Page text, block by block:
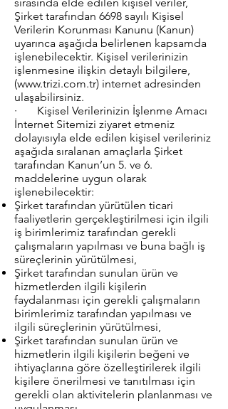
Şirket tarafından 6698 sayılı Kişisel
Verilerin Korunması Kanunu (Kanun)
uyarınca aşağıda belirlenen kapsamda
işlenebilecektir. Kişisel verilerinizin
işlenmesine ilişkin detaylı bilgilere,
(www.trizi.com.tr) internet adresinden
ulaşabilirsiniz.
· Kişisel Verilerinizin İşlenme Amacı
İnternet Sitemizi ziyaret etmeniz
dolayısıyla elde edilen kişisel verileriniz
aşağıda sıralanan amaçlarla Şirket
tarafından Kanun’un 5. ve 6.
maddelerine uygun olarak
işlenebilecektir:
Şirket tarafından yürütülen ticari
faaliyetlerin gerçekleştirilmesi için ilgili
iş birimlerimiz tarafından gerekli
çalışmaların yapılması ve buna bağlı iş
süreçlerinin yürütülmesi,
Şirket tarafından sunulan ürün ve
hizmetlerden ilgili kişilerin
faydalanması için gerekli çalışmaların
birimlerimiz tarafından yapılması ve
ilgili süreçlerinin yürütülmesi,
Şirket tarafından sunulan ürün ve
hizmetlerin ilgili kişilerin beğeni ve
ihtiyaçlarına göre özelleştirilerek ilgili
kişilere önerilmesi ve tanıtılması için
gerekli olan aktivitelerin planlanması ve